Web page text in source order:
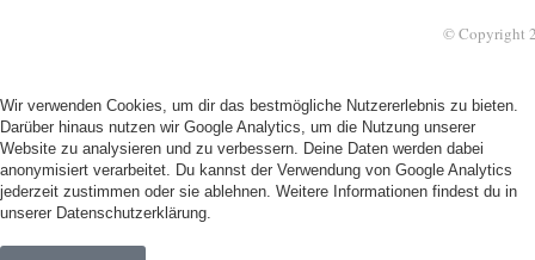
© Copyright
Wir verwenden Cookies, um dir das bestmögliche Nutzererlebnis zu bieten.
Darüber hinaus nutzen wir Google Analytics, um die Nutzung unserer
Website zu analysieren und zu verbessern. Deine Daten werden dabei
anonymisiert verarbeitet. Du kannst der Verwendung von Google Analytics
jederzeit zustimmen oder sie ablehnen. Weitere Informationen findest du in
unserer Datenschutzerklärung.